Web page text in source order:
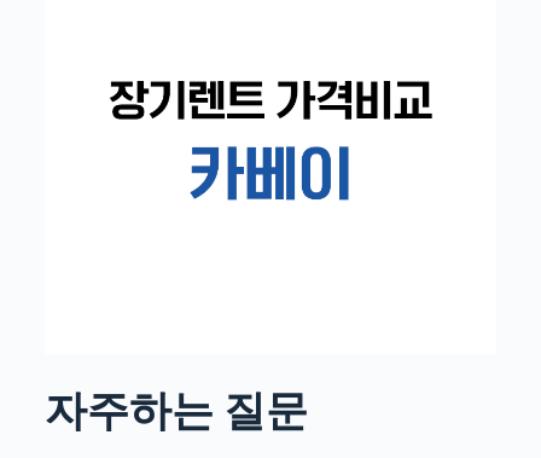
자주하는 질문